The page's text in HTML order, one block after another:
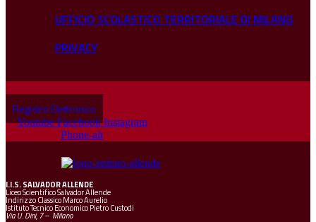
UFFICIO SCOLASTICO TERRITORIALE DI MILANO
PRIVACY
Registro Elettronico
Youtube Facebook Instagram
Phone-alt
I.I.S.SALVADOR ALLENDE
Liceo Scientifico Salvador Allende
Indirizzo Classico Marco Aurelio
Istituto Tecnico Economico Pietro Custodi
Via U. Dini, 7 – Milano